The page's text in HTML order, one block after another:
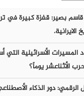
بصير: قفزة كبيرة في
الايرانية.
الأسرائيلية التي
الأثناعشر يوماً؟
الرقمي: دور الذكاء